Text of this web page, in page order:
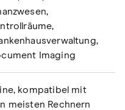
Imaging
kompatibel mit
meisten Rechnern